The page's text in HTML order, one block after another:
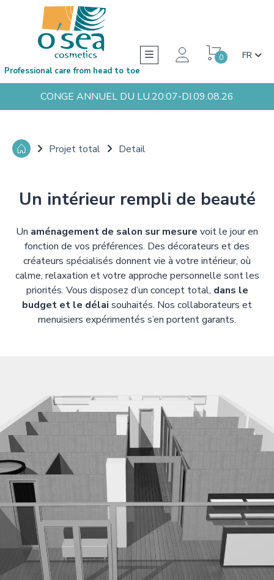
0 FR
Professional care from head to toe
CONGE ANNUEL DU LU.20:07-DI.09.08.26
Projet total Detail
Un intérieur rempli de beauté
Un aménagement de salon sur mesure voit le jour en
fonction de vos préférences. Des décorateurs et des
créateurs spécialisés donnent vie à votre intérieur, où
calme, relaxation et votre approche personnelle sont les
priorités. Vous disposez d’un concept total, dans le
budget et le délai souhaités. Nos collaborateurs et
menuisiers expérimentés s’en portent garants.